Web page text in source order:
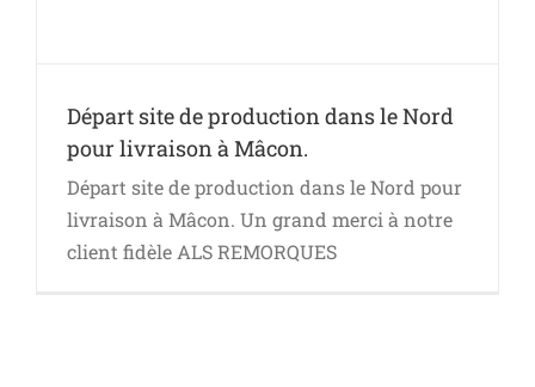
Départ site de production dans le Nord
pour livraison à Mâcon.
Départ site de production dans le Nord pour
livraison à Mâcon. Un grand merci à notre
client fidèle ALS REMORQUES